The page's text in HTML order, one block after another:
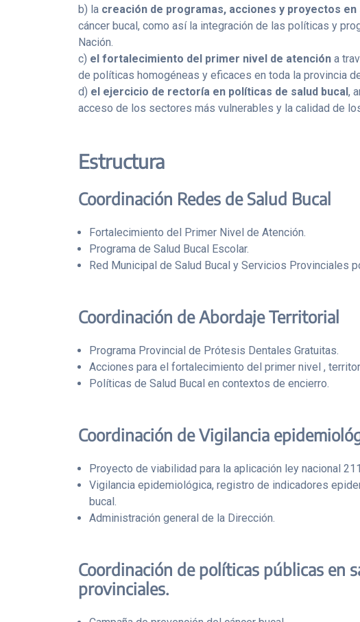
b) la creación de programas, acciones y proyectos en
cáncer bucal, como así la integración de las políticas y
Nación.
c) el fortalecimiento del primer nivel de atención a
de políticas homogéneas y eficaces en toda la provincia
d) el ejercicio de rectoría en políticas de salud bucal,
acceso de los sectores más vulnerables y la calidad de
Estructura
Coordinación Redes de Salud Bucal
Fortalecimiento del Primer Nivel de Atención.
Programa de Salud Bucal Escolar.
Red Municipal de Salud Bucal y Servicios Provinciales
Coordinación de Abordaje Territorial
Programa Provincial de Prótesis Dentales Gratuitas.
Acciones para el fortalecimiento del primer nivel ,
Políticas de Salud Bucal en contextos de encierro.
Coordinación de Vigilancia
Proyecto de viabilidad para la aplicación ley nacional
Vigilancia epidemiológica, registro de indicadores
bucal.
Administración general de la Dirección.
Coordinación de políticas públicas en
provinciales.